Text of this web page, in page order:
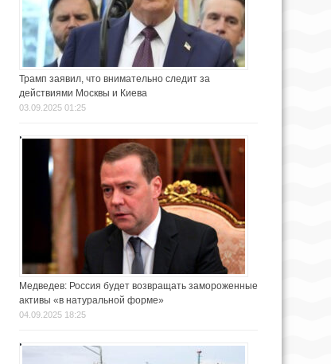
Трамп заявил, что внимательно следит за
действиями Москвы и Киева
03.09.2025 01:25
Медведев: Россия будет возвращать замороженные
активы «в натуральной форме»
04.09.2025 18:25